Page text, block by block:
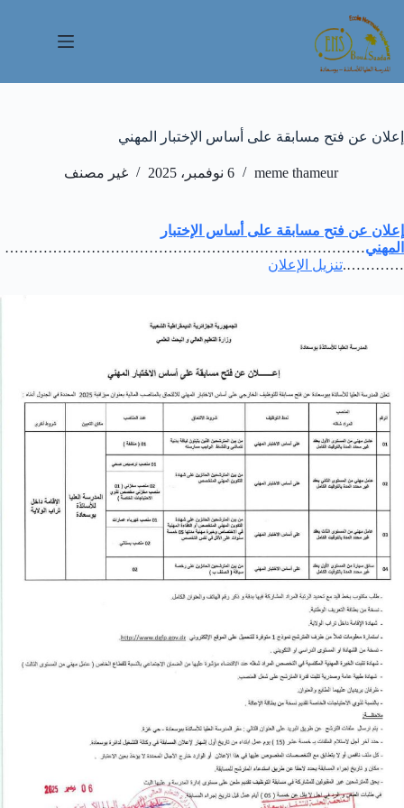
المحتوى
إعلان عن فتح مسابقة على أساس الإختبار المهني
meme thameur 6 نوفمبر، 2025 غير مصنف
إعلان عن فتح مسابقة على أساس الإختبار
المهني…………………………………………………………………
………….تنزيل الإعلان